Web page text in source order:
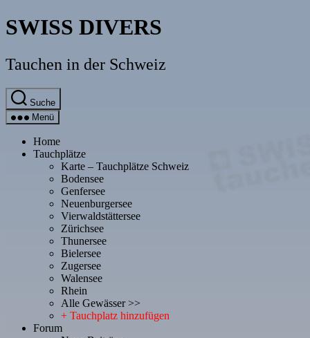
Direkt
zum
wechseln
SWISS DIVERS
Tauchen in der Schweiz
Suche
Menü
Home
Tauchplätze
Karte – Tauchplätze Schweiz
Bodensee
Genfersee
Neuenburgersee
Vierwaldstättersee
Zürichsee
Thunersee
Bielersee
Zugersee
Walensee
Rhein
Alle Gewässer >>
+ Tauchplatz hinzufügen
Forum